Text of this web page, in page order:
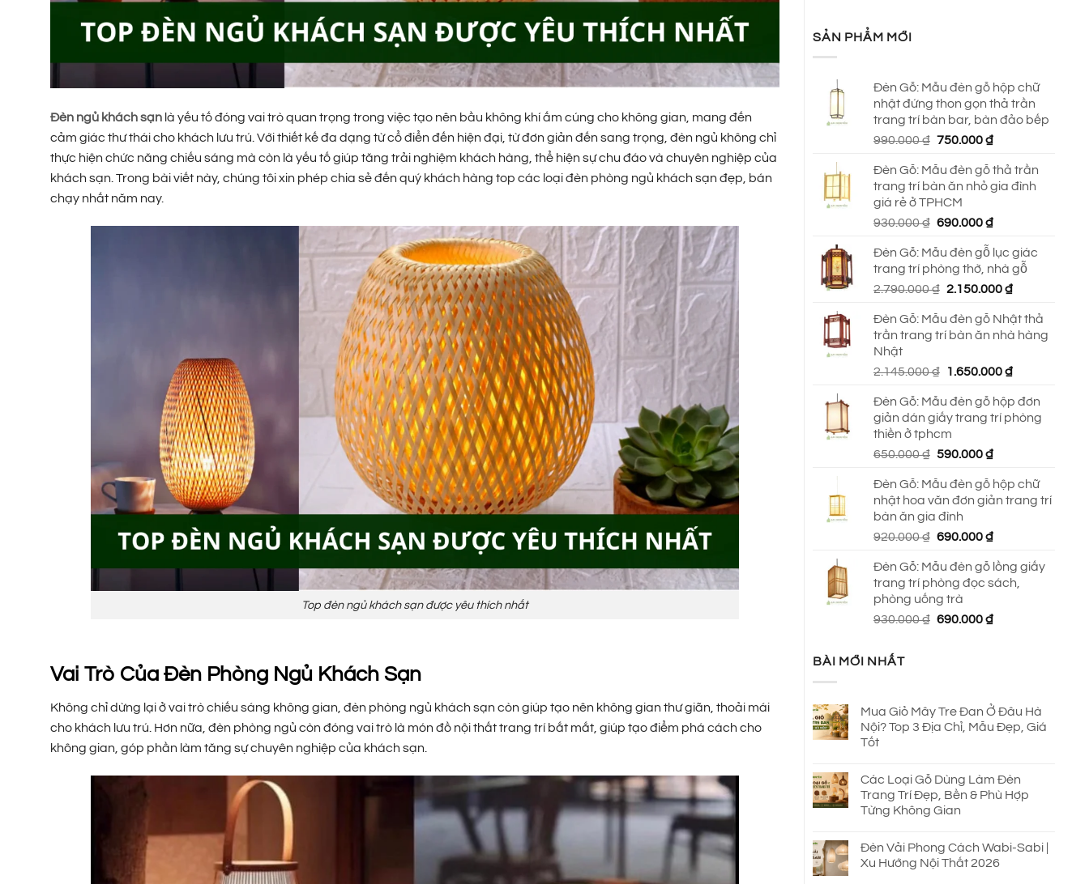
Đèn ngủ khách sạn là yếu tố đóng vai trò quan trọng trong việc tạo nên bầu không khí ấm cúng cho không gian, mang đến
cảm giác thư thái cho khách lưu trú. Với thiết kế đa dạng từ cổ điển đến hiện đại, từ đơn giản đến sang trọng, đèn ngủ không chỉ
thực hiện chức năng chiếu sáng mà còn là yếu tố giúp tăng trải nghiệm khách hàng, thể hiện sự chu đáo và chuyên nghiệp của
khách sạn. Trong bài viết này, chúng tôi xin phép chia sẻ đến quý khách hàng top các loại đèn phòng ngủ khách sạn đẹp, bán
chạy nhất năm nay.
Top đèn ngủ khách sạn được yêu thích nhất
Vai Trò Của Đèn Phòng Ngủ Khách Sạn
Không chỉ dừng lại ở vai trò chiếu sáng không gian, đèn phòng ngủ khách sạn còn giúp tạo nên không gian thư giãn, thoải mái
cho khách lưu trú. Hơn nữa, đèn phòng ngủ còn đóng vai trò là món đồ nội thất trang trí bắt mắt, giúp tạo điểm phá cách cho
không gian, góp phần làm tăng sự chuyên nghiệp của khách sạn.
SẢN PHẨM MỚI
Đèn Gỗ: Mẫu đèn gỗ hộp chữ
nhật đứng thon gọn thả trần
trang trí bàn bar, bàn đảo bếp
990.000₫ Giá
là:
990.000 ₫.
750.000₫Giá
tại
là:
Đèn Gỗ: Mẫu đèn gỗ thả trần
trang trí bàn ăn nhỏ gia đình
giá rẻ ở TPHCM
930.000₫ Giá
là:
930.000 ₫.
690.000₫Giá
tại
là:
690.000 ₫.
Đèn Gỗ: Mẫu đèn gỗ lục giác
trang trí phòng thờ, nhà gỗ
2.790.000₫ Giá
là:
2.790.000 ₫.
2.150.000₫Giá
tại
là:
Đèn Gỗ: Mẫu đèn gỗ Nhật thả
trần trang trí bàn ăn nhà hàng
Nhật
2.145.000₫
Giá
là:
2.145.000 ₫.
1.650.000₫Giá
tại
là:
Đèn Gỗ: Mẫu đèn gỗ hộp đơn
giản dán giấy trang trí phòng
thiền ở tphcm
650.000₫ Giá
là:
650.000 ₫.
590.000₫Giá
tại
là:
Đèn Gỗ: Mẫu đèn gỗ hộp chữ
nhật hoa văn đơn giản trang trí
bàn ăn gia đình
920.000₫ Giá
là:
920.000 ₫.
690.000₫Giá
tại
là:
Đèn Gỗ: Mẫu đèn gỗ lồng giấy
trang trí phòng đọc sách,
phòng uống trà
930.000₫ Giá
690.000₫Giá
BÀI MỚI NHẤT
Mua Giỏ Mây Tre Đan Ở Đâu Hà
Nội? Top 3 Địa Chỉ, Mẫu Đẹp, Giá
Tốt
Các Loại Gỗ Dùng Làm Đèn
Trang Trí Đẹp, Bền & Phù Hợp
Từng Không Gian
Đèn Vải Phong Cách Wabi-Sabi |
Xu Hướng Nội Thất 2026